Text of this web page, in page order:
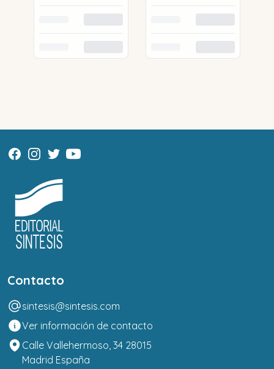
Contacto
sintesis@sintesis.com
Ver información de contacto
Calle Vallehermoso, 34 28015
Madrid España